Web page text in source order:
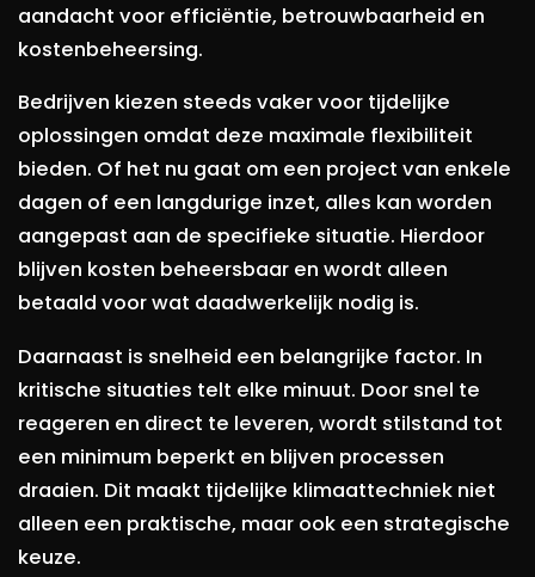
aandacht voor efficiëntie, betrouwbaarheid en
kostenbeheersing.
Bedrijven kiezen steeds vaker voor tijdelijke
oplossingen omdat deze maximale flexibiliteit
bieden. Of het nu gaat om een project van enkele
dagen of een langdurige inzet, alles kan worden
aangepast aan de specifieke situatie. Hierdoor
blijven kosten beheersbaar en wordt alleen
betaald voor wat daadwerkelijk nodig is.
Daarnaast is snelheid een belangrijke factor. In
kritische situaties telt elke minuut. Door snel te
reageren en direct te leveren, wordt stilstand tot
een minimum beperkt en blijven processen
draaien. Dit maakt tijdelijke klimaattechniek niet
alleen een praktische, maar ook een strategische
keuze.